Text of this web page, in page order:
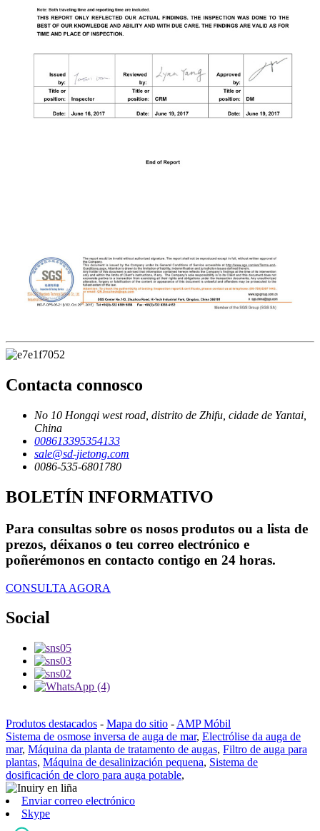
Contacta connosco
No 10 Hongqi west road, distrito de Zhifu, cidade de Yantai,
China
008613395354133
sale@sd-jietong.com
0086-535-6801780
BOLETÍN INFORMATIVO
Para consultas sobre os nosos produtos ou a lista de
prezos, déixanos o teu correo electrónico e
poñerémonos en contacto contigo en 24 horas.
CONSULTA AGORA
Social
Produtos destacados - Mapa do sitio - AMP Móbil
Sistema de osmose inversa de auga de mar, Electrólise da auga de
mar, Máquina da planta de tratamento de augas, Filtro de auga para
plantas, Máquina de desalinización pequena, Sistema de
dosificación de cloro para auga potable,
Enviar correo electrónico
Skype